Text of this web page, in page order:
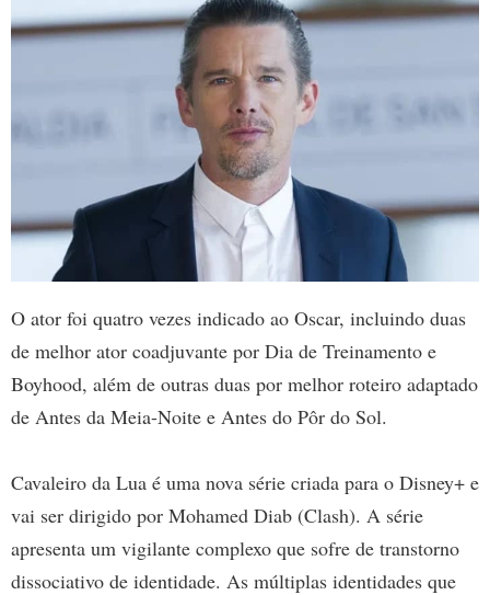
O ator foi quatro vezes indicado ao Oscar, incluindo duas
de melhor ator coadjuvante por Dia de Treinamento e
Boyhood, além de outras duas por melhor roteiro adaptado
de Antes da Meia-Noite e Antes do Pôr do Sol.
Cavaleiro da Lua é uma nova série criada para o Disney+ e
vai ser dirigido por Mohamed Diab (Clash). A série
apresenta um vigilante complexo que sofre de transtorno
dissociativo de identidade. As múltiplas identidades que